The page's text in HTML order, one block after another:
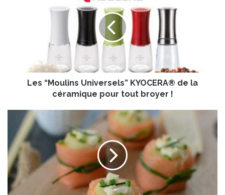
e
r
s
e
Les “Moulins Universels” KYOCERA® de la
céramique pour tout broyer !
s
a
u
R